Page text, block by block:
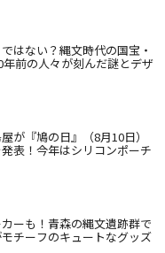
はない？縄文時代の国宝・
前の人々が刻んだ謎とデザ
が『鳩の日』（8月10日）
表！今年はシリコンポーチ
ーも！青森の縄文遺跡群で
チーフのキュートなグッズ